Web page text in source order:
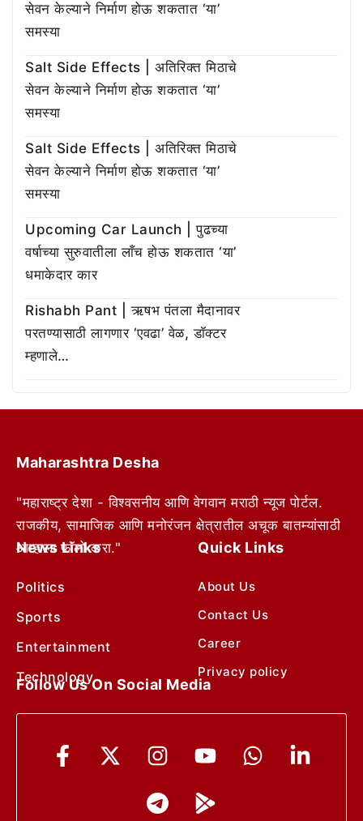
सेवन केल्याने निर्माण होऊ शकतात ‘या’
समस्या
Salt Side Effects | अतिरिक्त मिठाचे
सेवन केल्याने निर्माण होऊ शकतात ‘या’
समस्या
Salt Side Effects | अतिरिक्त मिठाचे
सेवन केल्याने निर्माण होऊ शकतात ‘या’
समस्या
Upcoming Car Launch | पुढच्या
वर्षाच्या सुरुवातीला लाँच होऊ शकतात ‘या’
धमाकेदार कार
Rishabh Pant | ऋषभ पंतला मैदानावर
परतण्यासाठी लागणार ‘एवढा’ वेळ, डॉक्टर
म्हणाले…
Maharashtra Desha
"महाराष्ट्र देशा - विश्वसनीय आणि वेगवान मराठी न्यूज पोर्टल.
राजकीय, सामाजिक आणि मनोरंजन क्षेत्रातील अचूक बातम्यांसाठी
आम्हाला फॉलो करा."
News Links
Politics
Sports
Entertainment
Technology
Quick Links
About Us
Contact Us
Career
Privacy policy
Follow Us On Social Media